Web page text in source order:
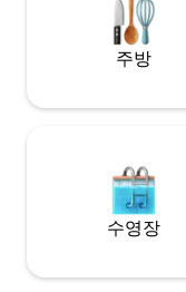
주방
수영장